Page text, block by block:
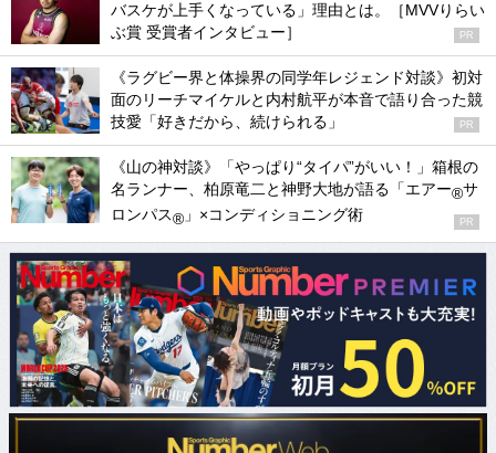
バスケが上手くなっている」理由とは。［MVVりらい
ぶ賞 受賞者インタビュー］
PR
《ラグビー界と体操界の同学年レジェンド対談》初対
面のリーチマイケルと内村航平が本音で語り合った競
技愛「好きだから、続けられる」
PR
《山の神対談》「やっぱり“タイパ”がいい！」箱根の
名ランナー、柏原竜二と神野大地が語る「エアー®サ
ロンパス® 」×コンディショニング術 PR